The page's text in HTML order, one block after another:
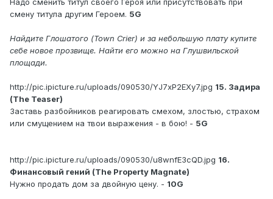
Надо сменить титул своего Героя или присутствовать при
смену титула другим Героем. 5G
Найдите Глошатого (Town Crier) и за небольшую плату купите
себе новое прозвище. Найти его можно на Глушвильской
площади.
http://pic.ipicture.ru/uploads/090530/YJ7xP2EXy7.jpg 15. Задира
(The Teaser)
Заставь разбойников реагировать смехом, злостью, страхом
или смущением на твои выражения - в бою! - 5G
http://pic.ipicture.ru/uploads/090530/u8wnfE3cQD.jpg 16.
Финансовый гений (The Property Magnate)
Нужно продать дом за двойную цену. - 10G